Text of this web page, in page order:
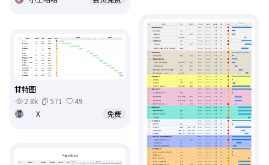
甘特图
2.8k
571
49
X
免费